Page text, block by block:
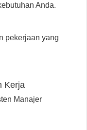
Anda.
pekerjaan yang
Kerja
Manajer